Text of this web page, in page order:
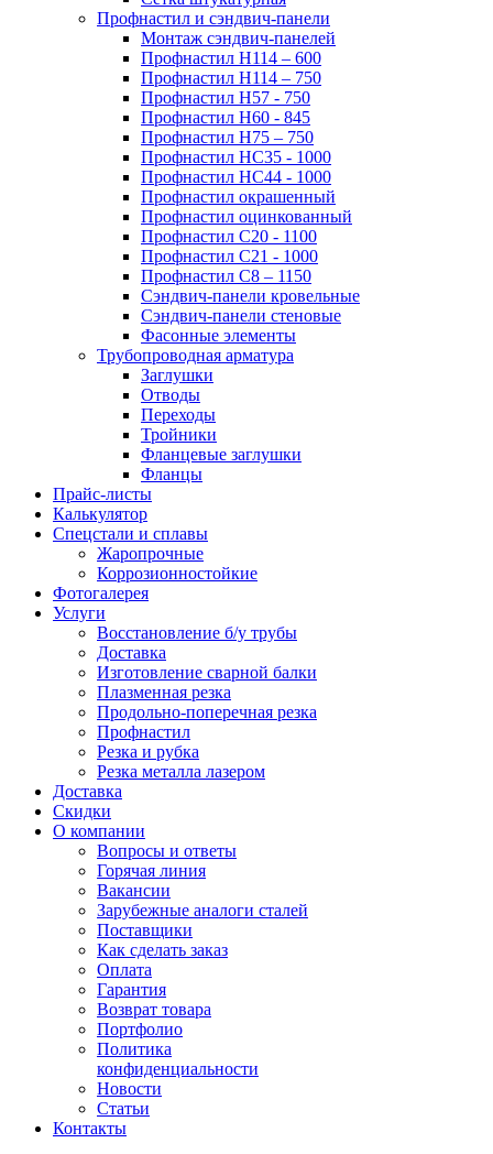
Профнастил и сэндвич-панели
Монтаж сэндвич-панелей
Профнастил Н114 – 600
Профнастил Н114 – 750
Профнастил Н57 - 750
Профнастил Н60 - 845
Профнастил Н75 – 750
Профнастил НС35 - 1000
Профнастил НС44 - 1000
Профнастил окрашенный
Профнастил оцинкованный
Профнастил С20 - 1100
Профнастил С21 - 1000
Профнастил С8 – 1150
Сэндвич-панели кровельные
Сэндвич-панели стеновые
Фасонные элементы
Трубопроводная арматура
Заглушки
Отводы
Переходы
Тройники
Фланцевые заглушки
Фланцы
Прайс-листы
Калькулятор
Спецстали и сплавы
Жаропрочные
Коррозионностойкие
Фотогалерея
Услуги
Восстановление б/у трубы
Доставка
Изготовление сварной балки
Плазменная резка
Продольно-поперечная резка
Профнастил
Резка и рубка
Резка металла лазером
Доставка
Скидки
О компании
Вопросы и ответы
Горячая линия
Вакансии
Зарубежные аналоги сталей
Поставщики
Как сделать заказ
Оплата
Гарантия
Возврат товара
Портфолио
Политика
конфиденциальности
Новости
Статьи
Контакты